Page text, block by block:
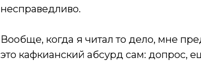
несправедливо.
Вообще, когда я читал то дело, мне
это кафкианский абсурд сам: допрос,